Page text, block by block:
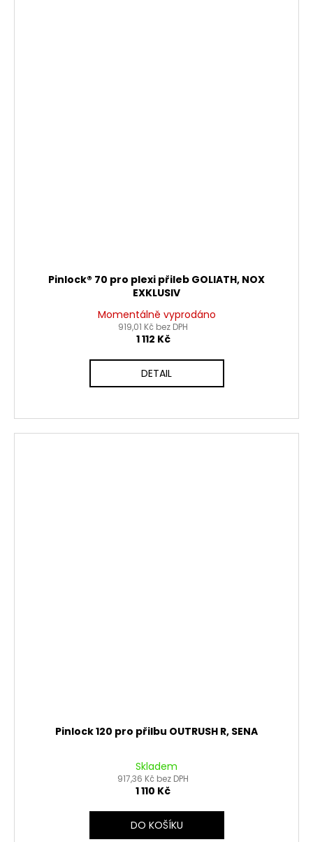
Pinlock® 70 pro plexi přileb GOLIATH, NOX
EXKLUSIV
Momentálně vyprodáno
919,01 Kč bez DPH
1 112 Kč
DETAIL
Pinlock 120 pro přilbu OUTRUSH R, SENA
Skladem
917,36 Kč bez DPH
1 110 Kč
DO KOŠÍKU